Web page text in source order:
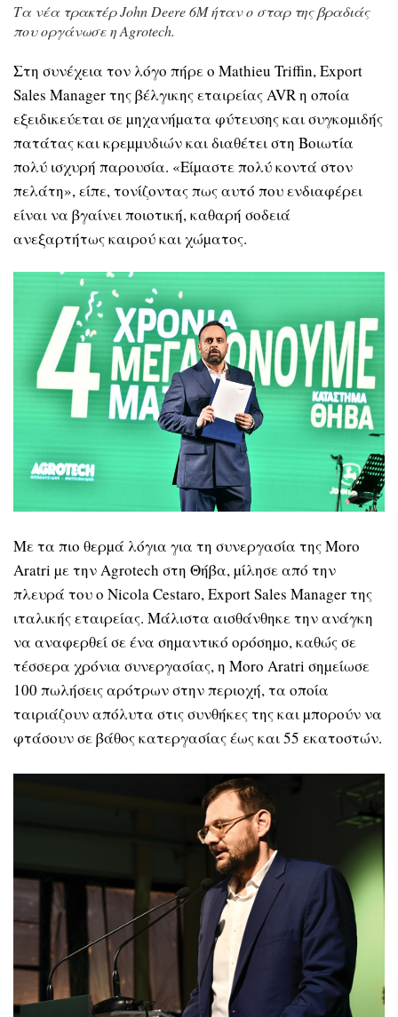
Τα νέα τρακτέρ John Deere 6M ήταν ο σταρ της βραδιάς
που οργάνωσε η Agrotech.
Στη συνέχεια τον λόγο πήρε ο Mathieu Triffin, Export
Sales Manager της βέλγικης εταιρείας AVR η οποία
εξειδικεύεται σε µηχανήµατα φύτευσης και συγκοµιδής
πατάτας και κρεµµυδιών και διαθέτει στη Βοιωτία
πολύ ισχυρή παρουσία. «Είµαστε πολύ κοντά στον
πελάτη», είπε, τονίζοντας πως αυτό που ενδιαφέρει
είναι να βγαίνει ποιοτική, καθαρή σοδειά
ανεξαρτήτως καιρού και χώµατος.
Με τα πιο θερµά λόγια για τη συνεργασία της Moro
Aratri µε την Agrotech στη Θήβα, µίλησε από την
πλευρά του ο Nicola Cestaro, Export Sales Manager της
ιταλικής εταιρείας. Μάλιστα αισθάνθηκε την ανάγκη
να αναφερθεί σε ένα σηµαντικό ορόσηµο, καθώς σε
τέσσερα χρόνια συνεργασίας, η Moro Aratri σηµείωσε
100 πωλήσεις αρότρων στην περιοχή, τα οποία
ταιριάζουν απόλυτα στις συνθήκες της και µπορούν να
φτάσουν σε βάθος κατεργασίας έως και 55 εκατοστών.